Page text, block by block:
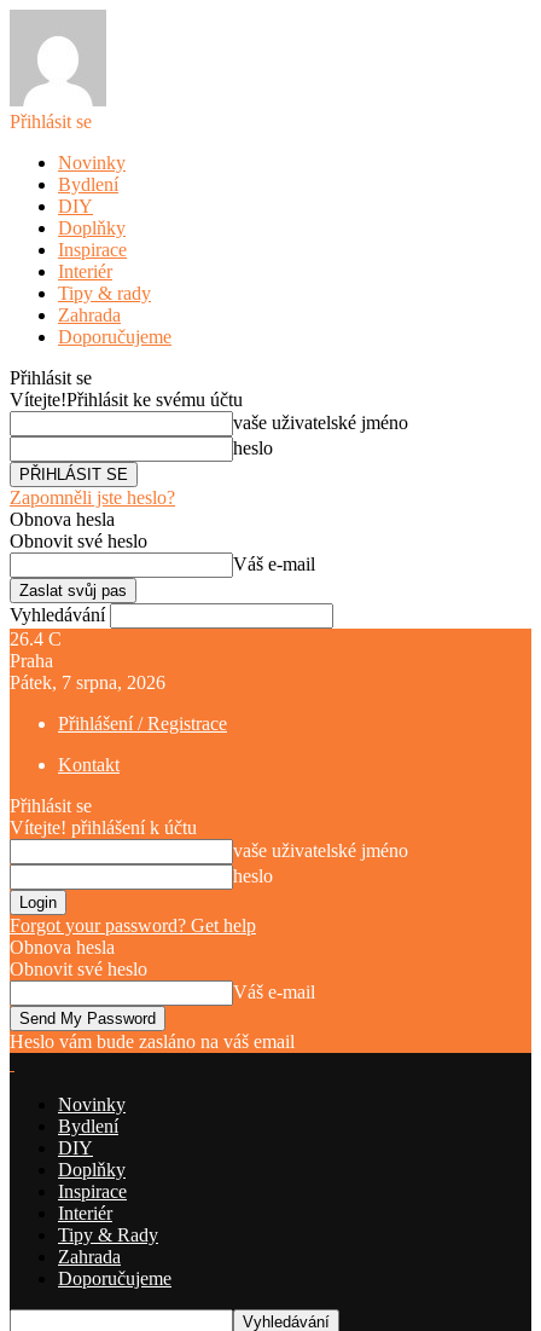
Přihlásit se
Novinky
Bydlení
DIY
Doplňky
Inspirace
Interiér
Tipy & rady
Zahrada
Doporučujeme
Přihlásit se
Vítejte!Přihlásit ke svému účtu
vaše uživatelské jméno
heslo
Zapomněli jste heslo?
Obnova hesla
Obnovit své heslo
Váš e-mail
Vyhledávání
26.4 C
Praha
Pátek, 7 srpna, 2026
Přihlášení / Registrace
Kontakt
Přihlásit se
Vítejte! přihlášení k účtu
vaše uživatelské jméno
heslo
Forgot your password? Get help
Obnova hesla
Obnovit své heslo
Váš e-mail
Heslo vám bude zasláno na váš email
Novinky
Bydlení
DIY
Doplňky
Inspirace
Interiér
Tipy & Rady
Zahrada
Doporučujeme